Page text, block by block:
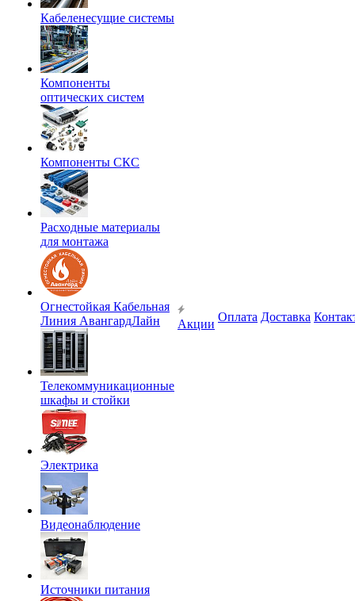
Кабеленесущие системы
Компоненты
оптических систем
Компоненты СКС
Расходные материалы
для монтажа
Огнестойкая Кабельная
Линия АвангардЛайн
Телекоммуникационные
шкафы и стойки
Электрика
Видеонаблюдение
Источники питания
Акции
Оплата Доставка